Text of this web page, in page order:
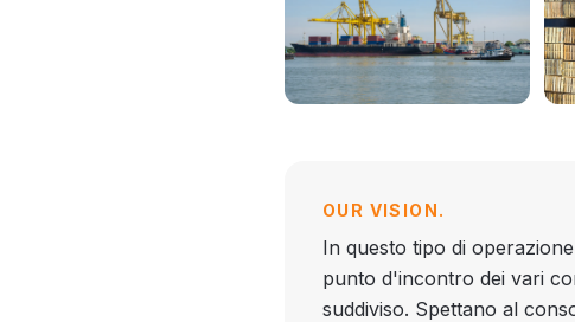
OUR VISION.
In questo tipo di
punto d'incontro dei vari
suddiviso. Spettano al